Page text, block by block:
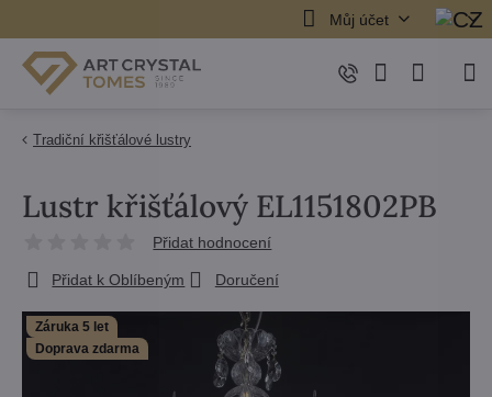
Můj účet
Tradiční křišťálové lustry
Záruka 5 let
Doprava zdarma
Lustr křišťálový EL1151802PB
Přidat hodnocení
Přidat k Oblíbeným Doručení